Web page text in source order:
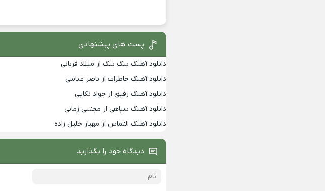
پست های پیشنهادی
دانلود آهنگ بنگ بنگ از میلاد قربانی
دانلود آهنگ خاطرات از ناصر عباسی
دانلود آهنگ رفیق از جواد نکایی
دانلود آهنگ سیاهی از مجتبی زمانی
دانلود آهنگ التماس از مهیار خلیل زاده
دیدگاه خود را بگذارید